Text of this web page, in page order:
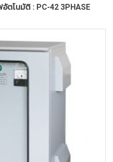
อัตโนมัติ : PC-42 3PHASE